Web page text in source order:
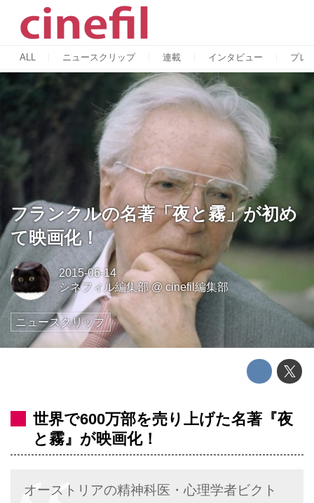
ALL ニュースクリップ 連載 インタビュー プレ
フランクルの名著「夜と霧」が初め
て映画化！
2015-06-14
シネフィル編集部@cinefil編集部
ニュースクリップ
世界で600万部を売り上げた名著『夜
と霧』が映画化！
オーストリアの精神科医・心理学者ビクト